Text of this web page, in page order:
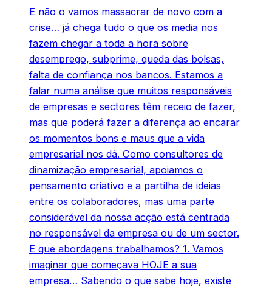
E não o vamos massacrar de novo com a
crise… já chega tudo o que os media nos
fazem chegar a toda a hora sobre
desemprego, subprime, queda das bolsas,
falta de confiança nos bancos. Estamos a
falar numa análise que muitos responsáveis
de empresas e sectores têm receio de fazer,
mas que poderá fazer a diferença ao encarar
os momentos bons e maus que a vida
empresarial nos dá. Como consultores de
dinamização empresarial, apoiamos o
pensamento criativo e a partilha de ideias
entre os colaboradores, mas uma parte
considerável da nossa acção está centrada
no responsável da empresa ou de um sector.
E que abordagens trabalhamos? 1. Vamos
imaginar que começava HOJE a sua
empresa… Sabendo o que sabe hoje, existe